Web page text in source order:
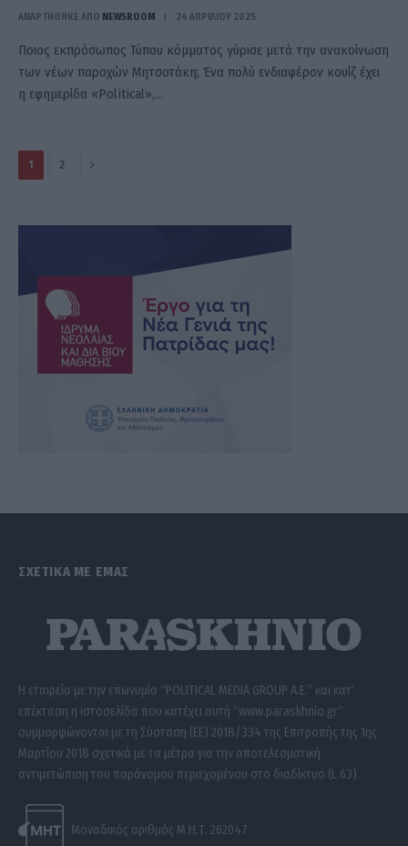
ΑΝΑΡΤΗΘΗΚΕ ΑΠΟ NEWSROOM 24 ΑΠΡΙΛΊΟΥ 2025
Ποιος εκπρόσωπος Τύπου κόμματος γύρισε μετά την ανακοίνωση
των νέων παροχών Μητσοτάκη; Ένα πολύ ενδιαφέρον κουίζ έχει
η εφημερίδα «Political»,…
1 2 Επόμενο
ΣΧΕΤΙΚΑ ΜΕ ΕΜΑΣ
Η εταιρεία με την επωνυμία “POLITICAL MEDIA GROUP A.E.” και κατ’
επέκταση η ιστοσελίδα που κατέχει αυτή “www.paraskhnio.gr”
συμμορφώνονται με τη Σύσταση (ΕΕ) 2018/334 της Επιτροπής της 1ης
Μαρτίου 2018 σχετικά με τα μέτρα για την αποτελεσματική
αντιμετώπιση του παράνομου περιεχομένου στο διαδίκτυο (L 63).
Μοναδικός αριθμός Μ.Η.Τ. 262047